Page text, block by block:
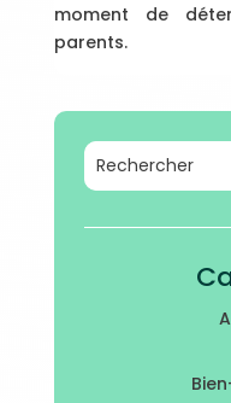
moment de
parents.